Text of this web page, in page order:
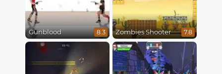
Gunblood 8.3 Zombies Shooter 7.8